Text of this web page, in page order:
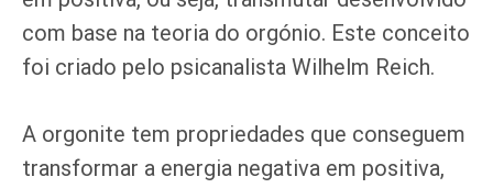
com base na teoria do orgónio. Este conceito
foi criado pelo psicanalista Wilhelm Reich.
A orgonite tem propriedades que conseguem
transformar a energia negativa em positiva,